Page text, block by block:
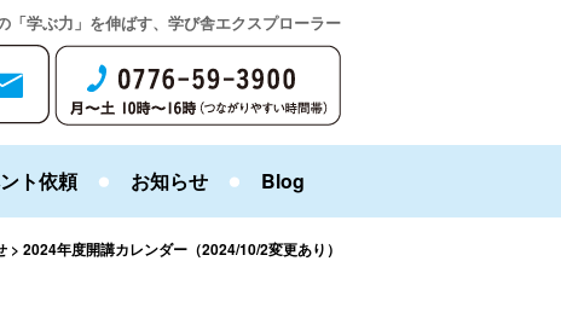
学ぶ力」を伸ばす、学び舎エクスプローラー
ト依頼 お知らせ Blog
> 2024年度開講カレンダー（2024/10/2変更あり）